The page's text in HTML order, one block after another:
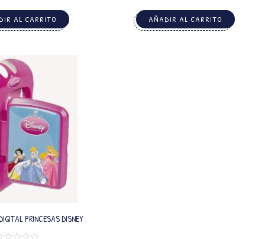
AL CARRITO AÑADIR AL CARRITO
PRINCESAS DISNEY